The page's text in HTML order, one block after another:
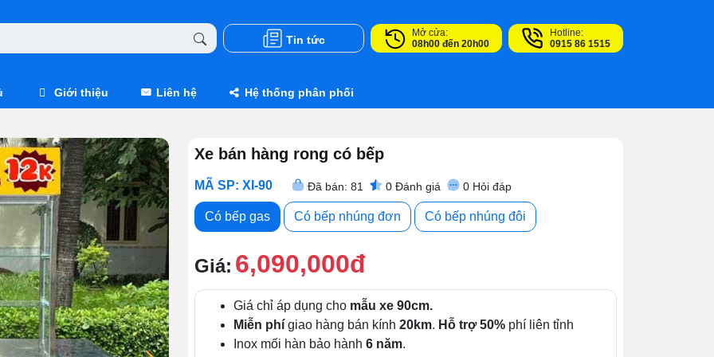
Tin tức
Mở cửa:
08h00 đến 20h00
Hotline:
0915 86 1515
Giới thiệu Liên hệ Hệ thống phân phối
Xe bán hàng rong có bếp
MÃ SP: XI-90 Đã bán: 81 0 Đánh giá 0 Hỏi đáp
Có bếp gas Có bếp nhúng đơn Có bếp nhúng đôi
Giá: 6,090,000đ
Giá chỉ áp dụng cho mẫu xe 90cm.
Miễn phí giao hàng bán kính 20km. Hỗ trợ 50% phí liên tỉnh
Inox mối hàn bảo hành 6 năm.